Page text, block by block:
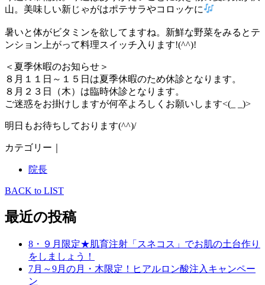
山。美味しい新じゃがはポテサラやコロッケに
暑いと体がビタミンを欲してますね。新鮮な野菜をみるとテ
ンション上がって料理スイッチ入ります!(^^)!
＜夏季休暇のお知らせ＞
８月１１日～１５日は夏季休暇のため休診となります。
８月２３日（木）は臨時休診となります。
ご迷惑をお掛けしますが何卒よろしくお願いします<(_ _)>
明日もお待ちしております(^^)/
カテゴリー｜
院長
BACK to LIST
最近の投稿
8・９月限定★肌育注射「スネコス」でお肌の土台作り
をしましょう！
7月～9月の月・木限定！ヒアルロン酸注入キャンペー
ン